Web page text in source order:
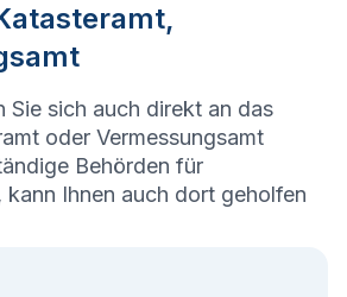
Sie sich auch direkt an das
oder Vermessungsamt
Behörden für
Ihnen auch dort geholfen